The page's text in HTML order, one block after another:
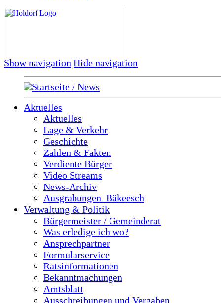
Show navigation Hide navigation
Startseite / News
Aktuelles
Aktuelles
Lage & Verkehr
Geschichte
Zahlen & Fakten
Verdiente Bürger
Video Streams
News-Archiv
Ausgrabungen_Bäkeesch
Verwaltung & Politik
Bürgermeister / Gemeinderat
Was erledige ich wo?
Ansprechpartner
Formularservice
Ratsinformationen
Bekanntmachungen
Amtsblatt
Ausschreibungen und Vergaben